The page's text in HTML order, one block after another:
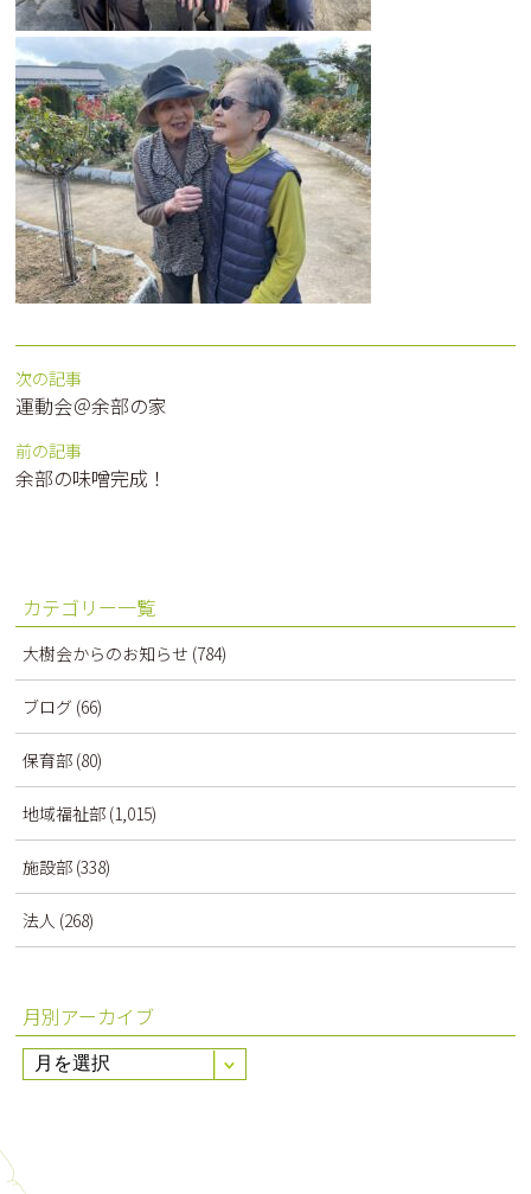
次の記事
運動会＠余部の家
前の記事
余部の味噌完成！
カテゴリー一覧
大樹会からのお知らせ (784)
ブログ (66)
保育部 (80)
地域福祉部 (1,015)
施設部 (338)
法人 (268)
月別アーカイブ